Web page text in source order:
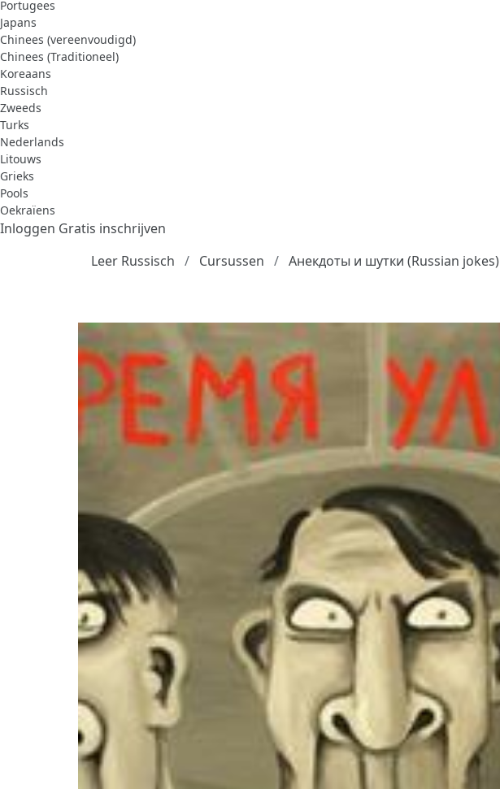
Portugees
Japans
Chinees (vereenvoudigd)
Chinees (Traditioneel)
Koreaans
Russisch
Zweeds
Turks
Nederlands
Litouws
Grieks
Pools
Oekraïens
Inloggen Gratis inschrijven
Leer Russisch
Cursussen Анекдоты и шутки (Russian jokes)